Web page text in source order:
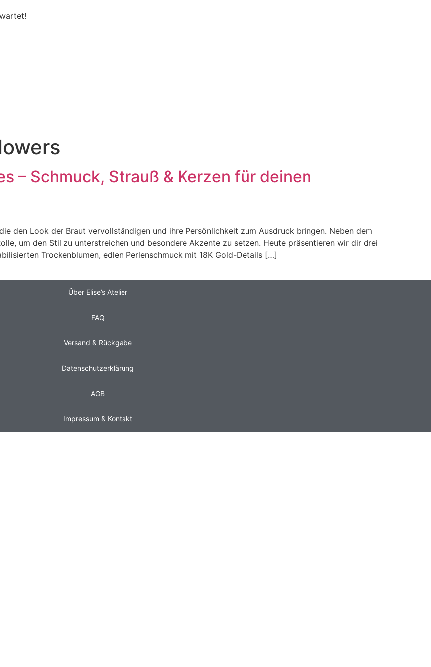
– Schmuck, Strauß & Kerzen für deinen
den Look der Braut vervollständigen und ihre Persönlichkeit zum Ausdruck bringen. Neben dem
um den Stil zu unterstreichen und besondere Akzente zu setzen. Heute präsentieren wir dir drei
Trockenblumen, edlen Perlenschmuck mit 18K Gold-Details […]
Über Elise’s Atelier
FAQ
Versand & Rückgabe
Datenschutzerklärung
AGB
Impressum & Kontakt